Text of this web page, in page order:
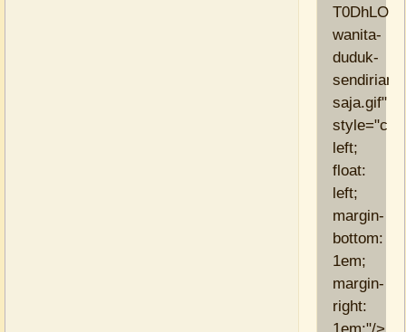
wanita-
duduk-
sendirian-
saja.gif"
left;
float:
left;
margin-
bottom:
1em;
margin-
right: